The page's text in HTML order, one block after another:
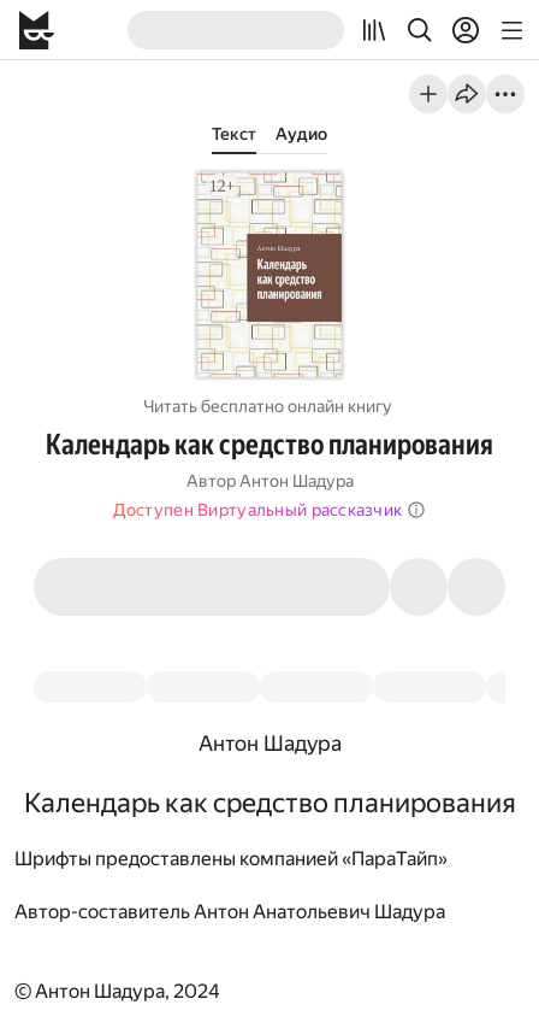
Текст Аудио
Читать бесплатно онлайн книгу
Календарь как средство планирования
Автор Антон Шадура
Доступен Виртуальный рассказчик
Антон Шадура
Календарь как средство планирования
Шрифты предоставлены компанией «ПараТайп»
Автор-составительАнтон Анатольевич Шадура
© Антон Шадура, 2024